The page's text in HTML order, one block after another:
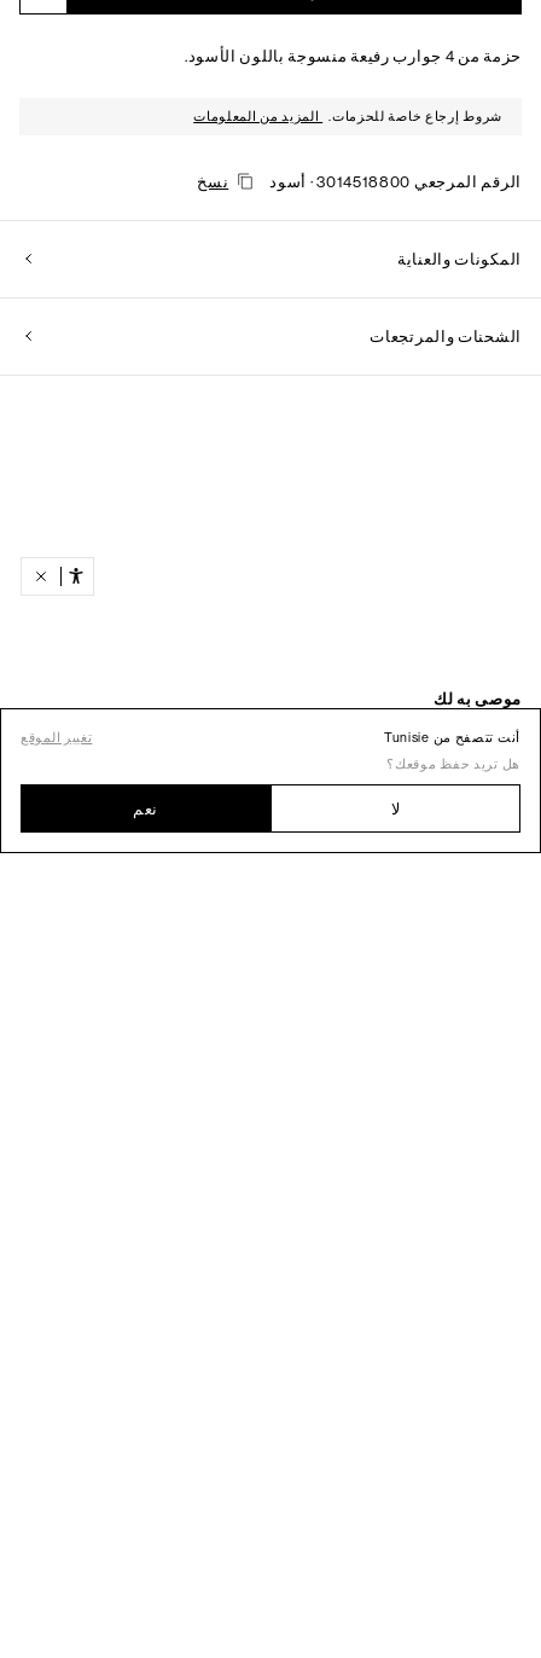
أنت تتصفح من Tunisie
تغيير الموقع
هل تريد حفظ موقعك؟
لا نعم